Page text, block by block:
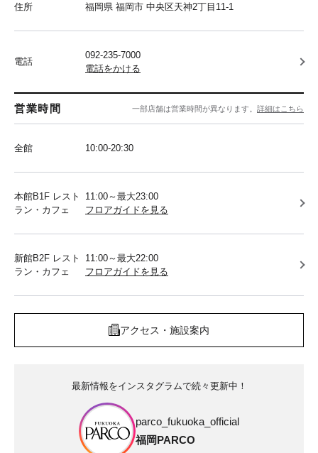
住所 福岡県 福岡市 中央区天神2丁目11-1
電話
092-235-7000
電話をかける
営業時間 一部店舗は営業時間が異なります。 詳細はこちら
全館 10:00-20:30
本館B1F レスト
ラン・カフェ
11:00～最大23:00
フロアガイドを見る
新館B2F レスト
ラン・カフェ
11:00～最大22:00
フロアガイドを見る
アクセス・施設案内
最新情報をインスタグラムで続々更新中！
parco_fukuoka_official
福岡PARCO